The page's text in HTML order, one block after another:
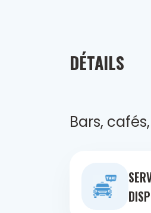
DÉTAILS
Bars,